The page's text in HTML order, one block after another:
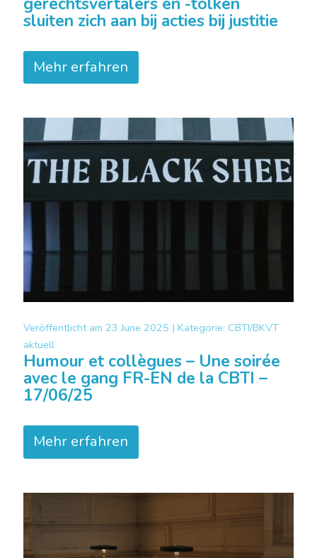
sluiten zich aan bij acties bij justitie
Mehr erfahren
Veröffentlicht am 23 June 2025 | Kategorie: CBTI/BKVT
aktuell
Humour et collègues – Une soirée
avec le gang FR-EN de la CBTI –
17/06/25
Mehr erfahren